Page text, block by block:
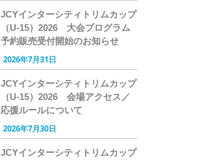
JCYインターシティトリムカップ
（U-15）2026 大会プログラム
予約販売受付開始のお知らせ
2026年7月31日
JCYインターシティトリムカップ
（U-15）2026 会場アクセス／
応援ルールについて
2026年7月30日
JCYインターシティトリムカップ